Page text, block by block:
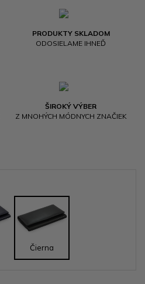
PRODUKTY SKLADOM
ODOSIELAME IHNEĎ
ŠIROKÝ VÝBER
Z MNOHÝCH MÓDNYCH ZNAČIEK
Čierna